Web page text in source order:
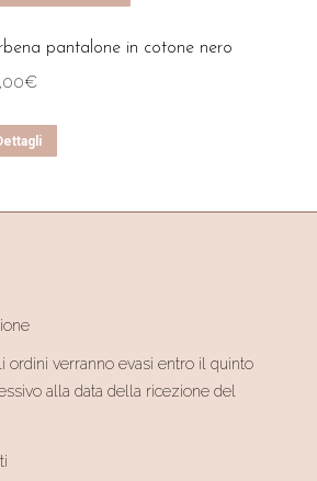
pantalone in cotone nero
€
essere
ordini verranno evasi entro il quinto
alla data della ricezione del